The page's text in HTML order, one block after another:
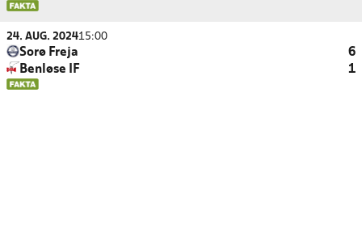
24. AUG. 202415:00
Sorø Freja
6
Benløse IF
1